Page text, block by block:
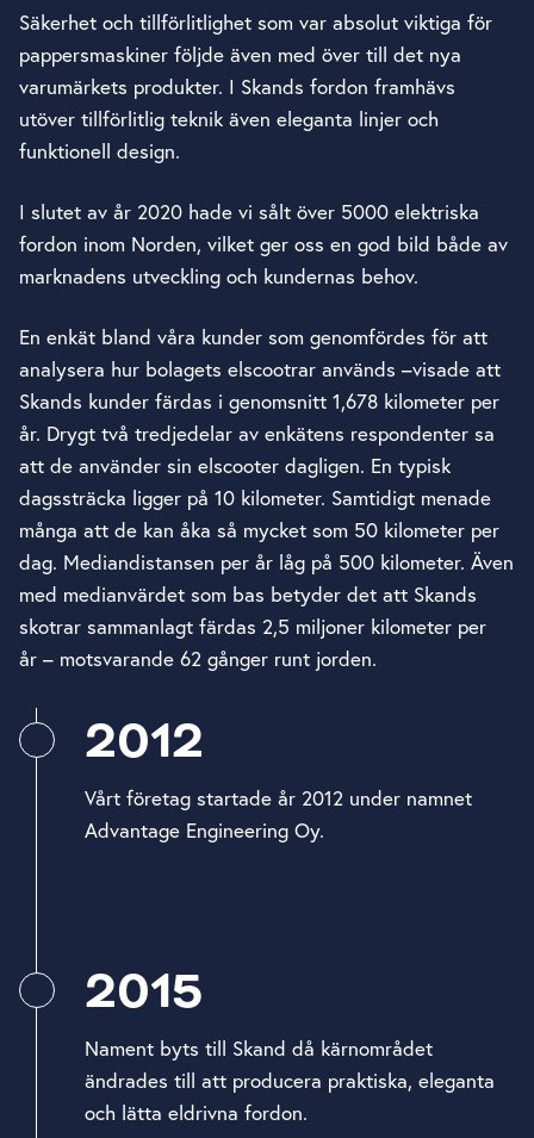
2012
Vårt företag startade år 2012 under namnet
Advantage Engineering Oy.
2015
Nament byts till Skand då kärnområdet
ändrades till att producera praktiska, eleganta
och lätta eldrivna fordon.
Säkerhet och tillförlitlighet som var absolut viktiga för
pappersmaskiner följde även med över till det nya
varumärkets produkter. I Skands fordon framhävs
utöver tillförlitlig teknik även eleganta linjer och
funktionell design.
I slutet av år 2020 hade vi sålt över 5000 elektriska
fordon inom Norden, vilket ger oss en god bild både av
marknadens utveckling och kundernas behov.
En enkät bland våra kunder som genomfördes för att
analysera hur bolagets elscootrar används –visade att
Skands kunder färdas i genomsnitt 1,678 kilometer per
år. Drygt två tredjedelar av enkätens respondenter sa
att de använder sin elscooter dagligen. En typisk
dagssträcka ligger på 10 kilometer. Samtidigt menade
många att de kan åka så mycket som 50 kilometer per
dag. Mediandistansen per år låg på 500 kilometer. Även
med medianvärdet som bas betyder det att Skands
skotrar sammanlagt färdas 2,5 miljoner kilometer per
år – motsvarande 62 gånger runt jorden.